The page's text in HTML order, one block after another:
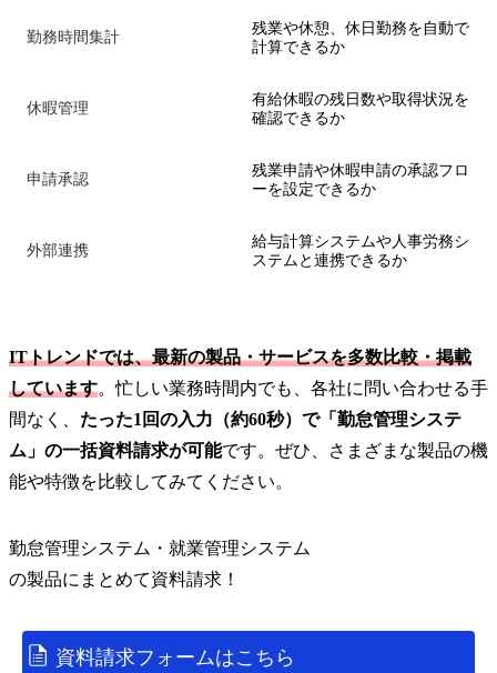
勤務時間集計
残業や休憩、休日勤務を自動で
計算できるか
休暇管理
有給休暇の残日数や取得状況を
確認できるか
申請承認
残業申請や休暇申請の承認フロ
ーを設定できるか
外部連携
給与計算システムや人事労務シ
ステムと連携できるか
ITトレンドでは、最新の製品・サービスを多数比較・掲載
しています。忙しい業務時間内でも、各社に問い合わせる手
間なく、 たった1回の入力（約60秒）で「勤怠管理システ
ム」の一括資料請求が可能です。ぜひ、さまざまな製品の機
能や特徴を比較してみてください。
勤怠管理システム・就業管理システム
の製品にまとめて資料請求！
資料請求フォームはこちら